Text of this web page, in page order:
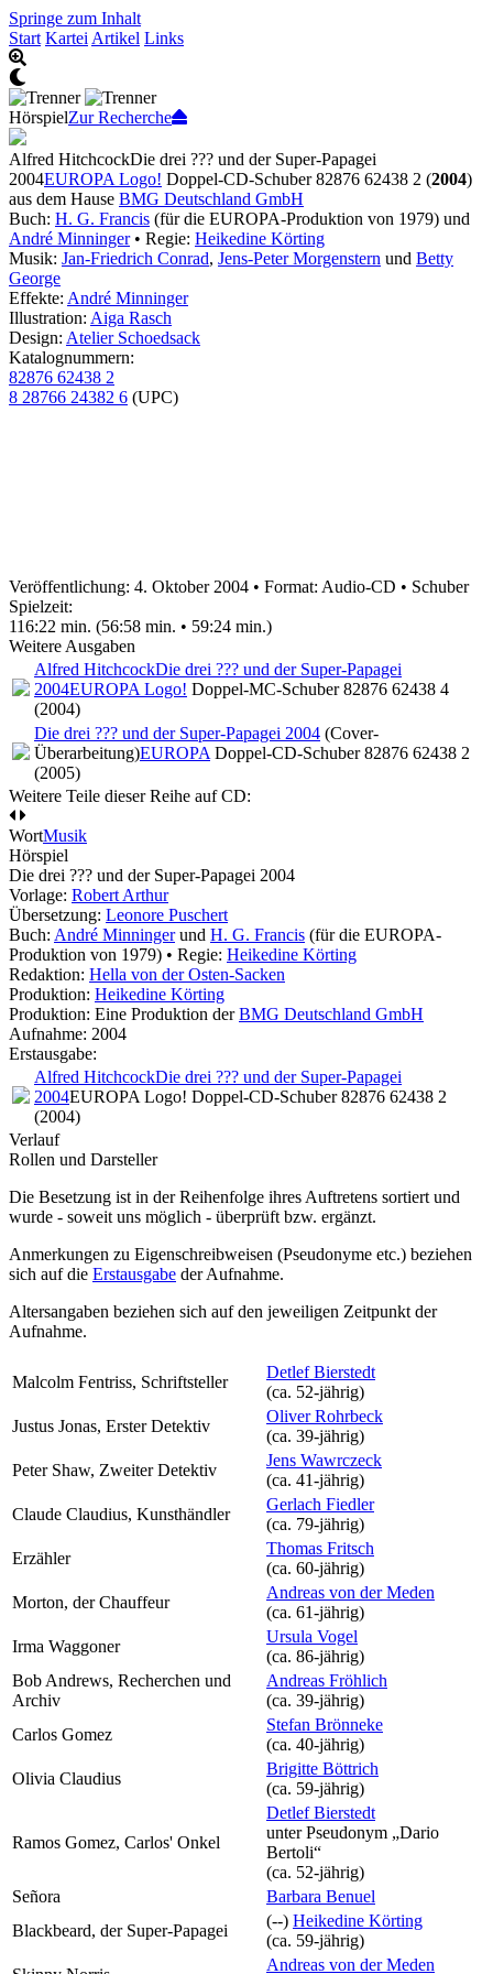
Springe zum Inhalt
Start Kartei Artikel Links
HörspielZur Recherche
Alfred HitchcockDie drei ??? und der Super-Papagei
2004EUROPA Logo! Doppel-CD-Schuber 82876 62438 2 (2004)
aus dem Hause BMG Deutschland GmbH
Buch: H. G. Francis (für die EUROPA-Produktion von 1979) und
André Minninger• Regie: Heikedine Körting
Musik: Jan-Friedrich Conrad, Jens-Peter Morgenstern und Betty
George
Effekte: André Minninger
Illustration: Aiga Rasch
Design: Atelier Schoedsack
Katalognummern:
82876 62438 2
8 28766 24382 6 (UPC)
Veröffentlichung: 4. Oktober 2004 • Format: Audio-CD • Schuber
Spielzeit:
116:22 min. (56:58 min. • 59:24 min.)
Weitere Ausgaben
Alfred HitchcockDie drei ??? und der Super-Papagei
2004EUROPA Logo! Doppel-MC-Schuber 82876 62438 4
(2004)
Die drei ??? und der Super-Papagei 2004 (Cover-
Überarbeitung)EUROPA Doppel-CD-Schuber 82876 62438 2
(2005)
Weitere Teile dieser Reihe auf CD:
WortMusik
Hörspiel
Die drei ??? und der Super-Papagei 2004
Vorlage: Robert Arthur
Übersetzung: Leonore Puschert
Buch: André Minningerund H. G. Francis (für die EUROPA-
Produktion von 1979) • Regie: Heikedine Körting
Redaktion: Hella von der Osten-Sacken
Produktion: Heikedine Körting
Produktion: Eine Produktion derBMG Deutschland GmbH
Aufnahme: 2004
Erstausgabe:
Alfred HitchcockDie drei ??? und der Super-Papagei
2004EUROPA Logo! Doppel-CD-Schuber 82876 62438 2
(2004)
Verlauf
Rollen und Darsteller
Die Besetzung ist in derReihenfolge ihres Auftretens sortiert und
wurde - soweit uns möglich - überprüft bzw. ergänzt.
Anmerkungen zu Eigenschreibweisen (Pseudonyme etc.) beziehen
sich auf die Erstausgabe der Aufnahme.
Altersangaben beziehen sich auf den jeweiligen Zeitpunkt der
Aufnahme.
Malcolm Fentriss, Schriftsteller
Detlef Bierstedt
(ca. 52‑jährig)
Justus Jonas, Erster Detektiv
Oliver Rohrbeck
(ca. 39‑jährig)
Peter Shaw, Zweiter Detektiv
Jens Wawrczeck
(ca. 41‑jährig)
Claude Claudius, Kunsthändler
Gerlach Fiedler
(ca. 79‑jährig)
Erzähler
Thomas Fritsch
(ca. 60‑jährig)
Morton, der Chauffeur
Andreas von der Meden
(ca. 61‑jährig)
Irma Waggoner
Ursula Vogel
(ca. 86‑jährig)
Bob Andrews, Recherchen und
Archiv
Andreas Fröhlich
(ca. 39‑jährig)
Carlos Gomez
Stefan Brönneke
(ca. 40‑jährig)
Olivia Claudius
Brigitte Böttrich
(ca. 59‑jährig)
Ramos Gomez, Carlos' Onkel
Detlef Bierstedt
unter Pseudonym „Dario
Bertoli“
(ca. 52‑jährig)
Señora
Barbara Benuel
Blackbeard, der Super-Papagei
(--) Heikedine Körting
(ca. 59‑jährig)
Andreas von der Meden